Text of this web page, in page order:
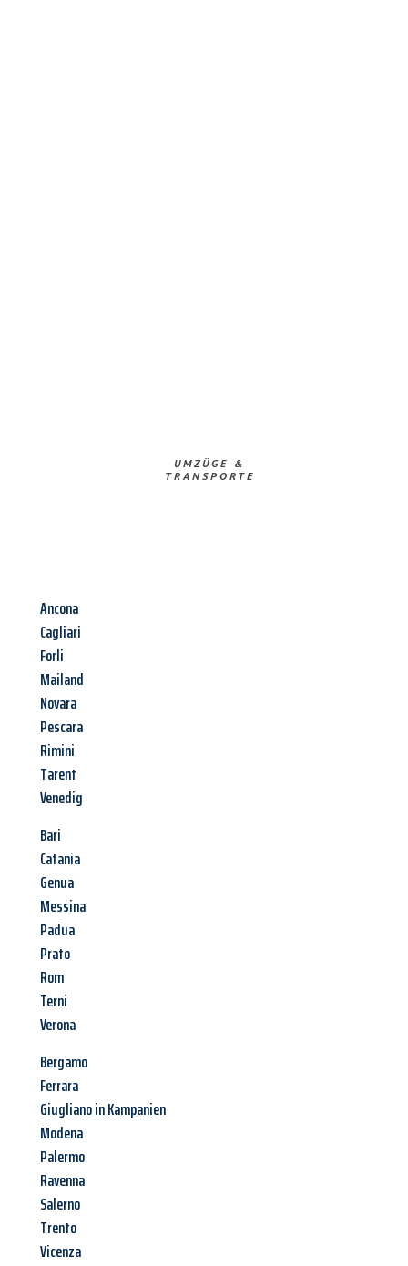
UMZÜGE &
TRANSPORTE
Ancona
Cagliari
Forli
Mailand
Novara
Pescara
Rimini
Tarent
Venedig
Bari
Catania
Genua
Messina
Padua
Prato
Rom
Terni
Verona
Bergamo
Ferrara
Giugliano in Kampanien
Modena
Palermo
Ravenna
Salerno
Trento
Vicenza